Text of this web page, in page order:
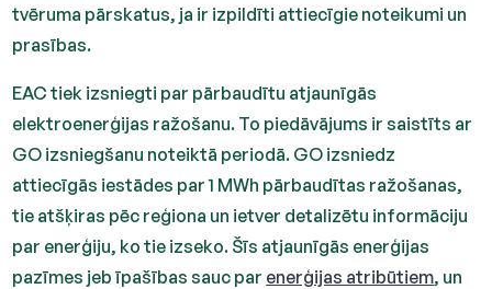
tvēruma pārskatus, ja ir izpildīti attiecīgie noteikumi un
prasības.
EAC tiek izsniegti par pārbaudītu atjaunīgās
elektroenerģijas ražošanu. To piedāvājums ir saistīts ar
GO izsniegšanu noteiktā periodā. GO izsniedz
attiecīgās iestādes par 1 MWh pārbaudītas ražošanas,
tie atšķiras pēc reģiona un ietver detalizētu informāciju
par enerģiju, ko tie izseko. Šīs atjaunīgās enerģijas
pazīmes jeb īpašības sauc par enerģijas atribūtiem, un